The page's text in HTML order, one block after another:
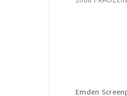
Emden